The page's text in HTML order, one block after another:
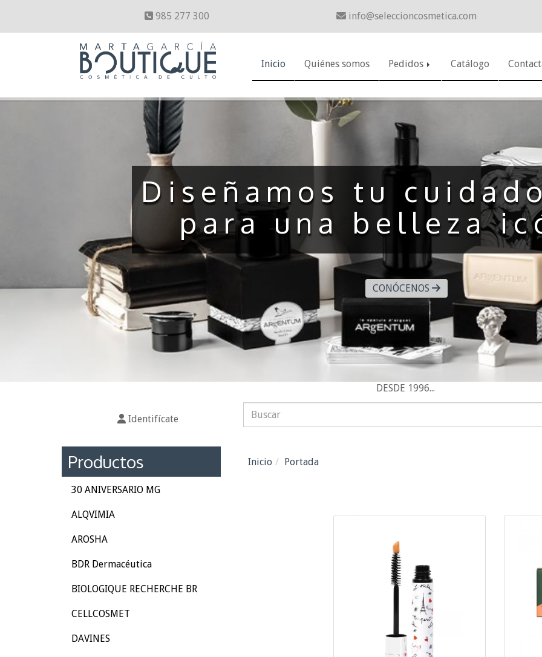
985 277 300 info seleccioncosmetica.com
Inicio Quiénes somos Pedidos Catálogo
Diseñamos tu
para una belleza
CONÓCENOS
DESDE 1996...
Identifícate
Alta cosmética Oviedo
Inicio Portada
Productos
30 ANIVERSARIO MG
ALQVIMIA
AROSHA
BDR Dermacéutica
BIOLOGIQUE RECHERCHE BR
CELLCOSMET
DAVINES